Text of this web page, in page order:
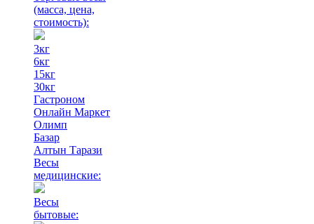
(масса, цена,
стоимость):
3кг
6кг
15кг
30кг
Гастроном
Онлайн Маркет
Олимп
Базар
Алтын Тарази
Весы
медицинские:
Весы
бытовые: